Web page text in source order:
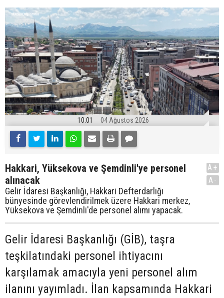
10:01 04 Ağustos 2026
Hakkari, Yüksekova ve Şemdinli'ye personel
alınacak
Gelir İdaresi Başkanlığı, Hakkari Defterdarlığı
bünyesinde görevlendirilmek üzere Hakkari merkez,
Yüksekova ve Şemdinli'de personel alımı yapacak.
A+
A-
Gelir İdaresi Başkanlığı (GİB), taşra
teşkilatındaki personel ihtiyacını
karşılamak amacıyla yeni personel alım
ilanını yayımladı. İlan kapsamında Hakkari